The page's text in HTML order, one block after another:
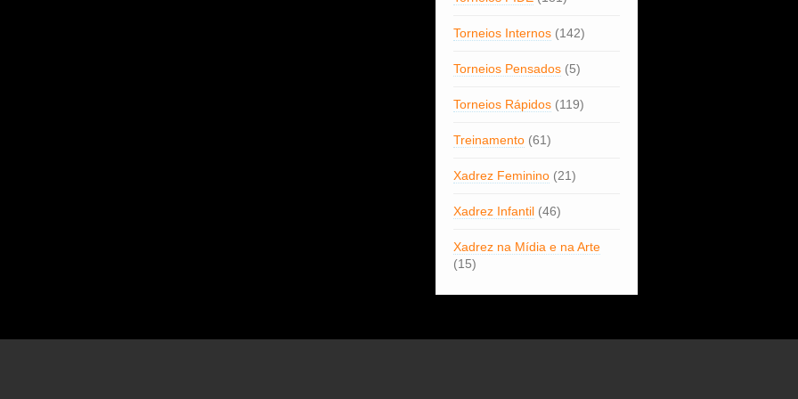
Torneios Internos(142)
Torneios Pensados(5)
Torneios Rápidos(119)
Treinamento(61)
Xadrez Feminino(21)
Xadrez Infantil(46)
Xadrez na Mídia e na Arte
(15)